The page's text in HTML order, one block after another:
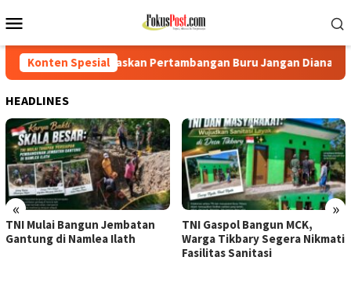
ke
Mobile
Konten Spesial
Pertambangan Buru Jangan Dianaktirikan TNI
HEADLINES
« »
TNI Mulai Bangun Jembatan
Gantung di Namlea Ilath
TNI Gaspol Bangun MCK,
Warga Tikbary Segera Nikmati
Fasilitas Sanitasi